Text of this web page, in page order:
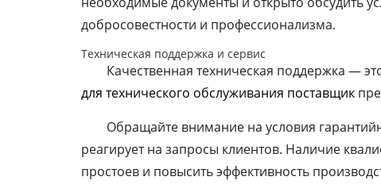
добросовестности и профессионализма.
Техническая поддержка и сервис
Качественная техническая поддержка —
для технического обслуживания поставщик
Обращайте внимание на условия
реагирует на запросы клиентов. Наличие
простоев и повысить эффективность